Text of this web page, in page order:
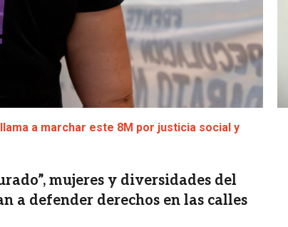
a marchar este 8M por justicia social y
mujeres y diversidades del
a defender derechos en las calles